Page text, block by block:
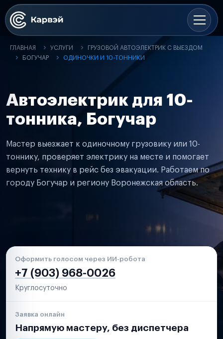
ГЛАВНАЯ УСЛУГИ
ГРУЗОВОЙ АВТОЭЛЕКТРИК С ВЫЕЗДОМ
БОГУЧАР
ОДИНОЧКИ И 10-ТОННИКИ
Автоэлектрик для 10-
тонника, Богучар
Мастер выезжает к одиночному грузовику или 10-
тоннику, проверяет электрику на месте и помогает
вернуть технику в рейс без эвакуации. Работаем по
городу Богучар и региону Воронежская область.
Оформить голосом через ИИ-робота
+7 (903) 968-0026
Круглосуточно
Заявка онлайн
Напрямую мастеру, без диспетчера